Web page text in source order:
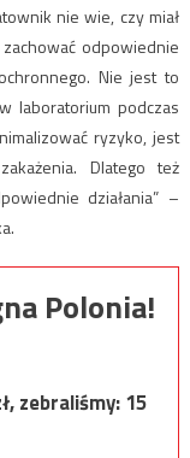
nie wie, czy miał
odpowiednie
Nie jest to
laboratorium podczas
ryzyko, jest
Dlatego też
działania” –
Polonia!
zebraliśmy:15